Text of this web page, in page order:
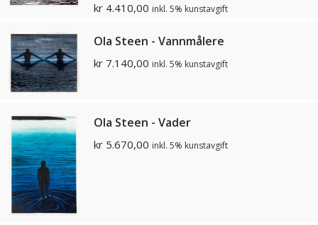
kr 4.410,00 inkl. 5% kunstavgift
Ola Steen - Vannmålere
kr 7.140,00 inkl. 5% kunstavgift
Ola Steen - Vader
kr 5.670,00 inkl. 5% kunstavgift